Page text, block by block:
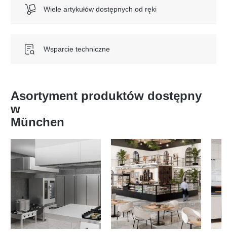
Wiele artykułów dostępnych od ręki
Wsparcie techniczne
Asortyment produktów dostępny
w
München